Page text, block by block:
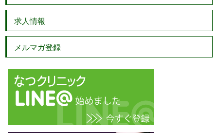
求人情報
メルマガ登録